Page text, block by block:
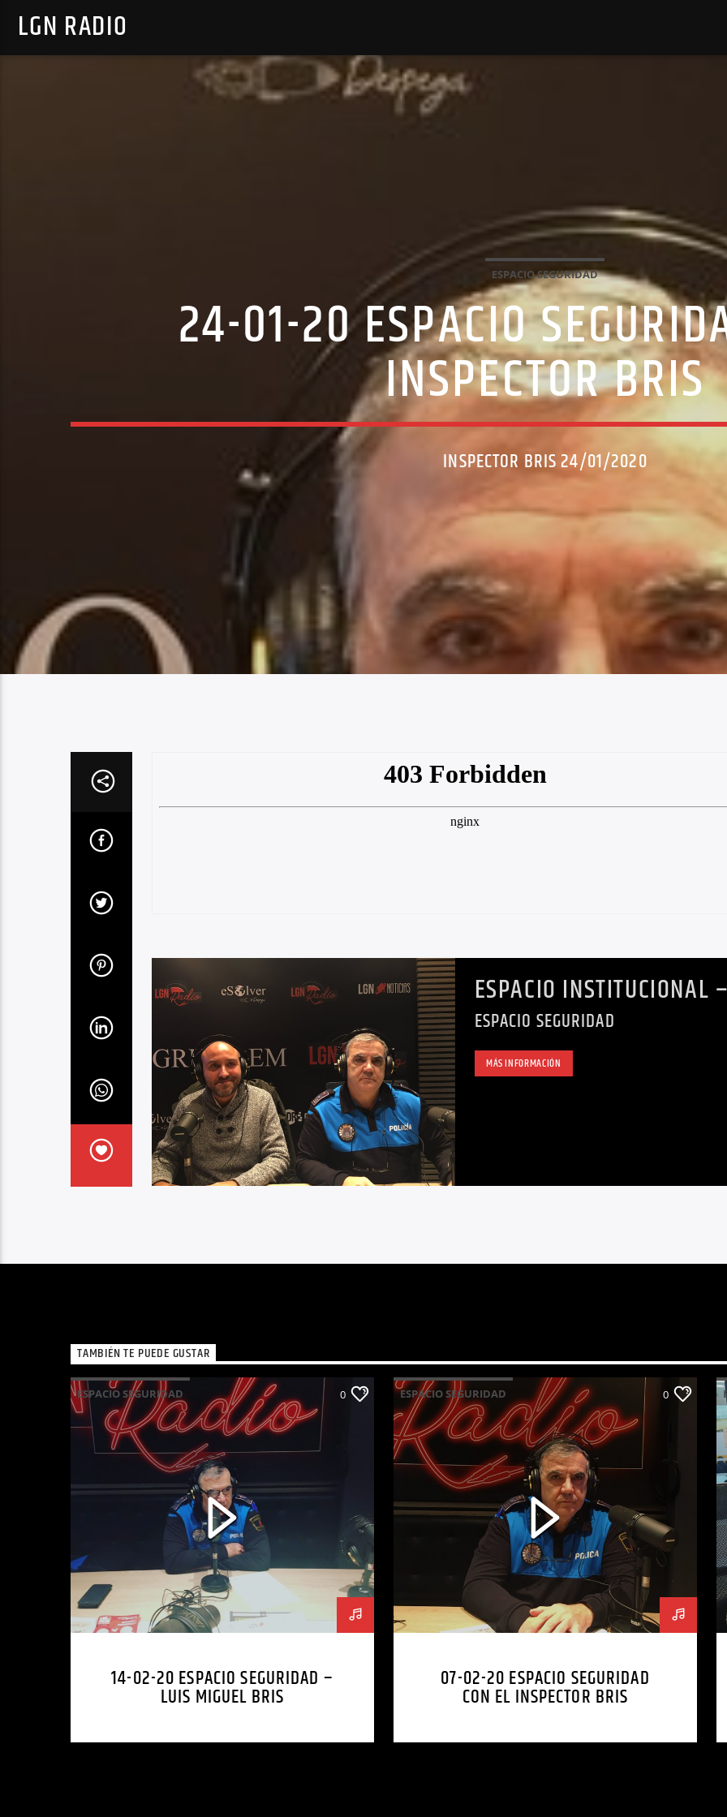
LGN RADIO
ESPACIO SEGURIDAD
24-01-20 ESPACIO
INSPECTOR BRIS
INSPECTOR BRIS 24/01/2020
ESPACIO INSTITUCIONAL
SEGURIDAD
ESPACIO SEGURIDAD
MÁS INFORMACIÓN
TAMBIÉN TE PUEDE GUSTAR
ESPACIO SEGURIDAD 0
14-02-20 ESPACIO SEGURIDAD –
LUIS MIGUEL BRIS
ESPACIO SEGURIDAD 0
07-02-20 ESPACIO SEGURIDAD
CON EL INSPECTOR BRIS